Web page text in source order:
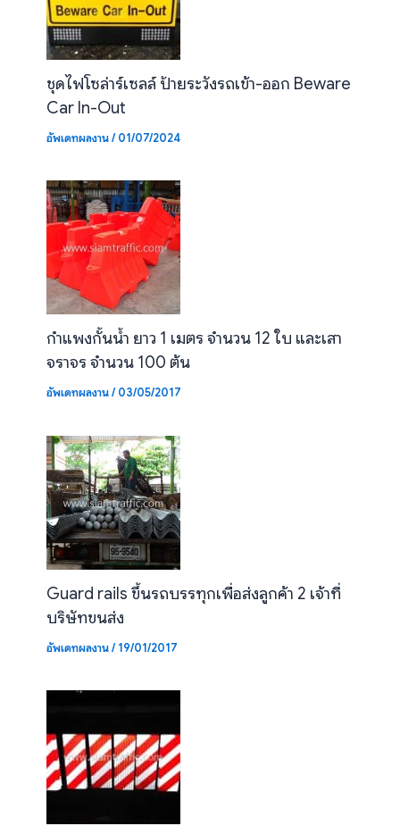
ชุดไฟโซล่าร์เซลล์ ป้ายระวังรถเข้า-ออก Beware
Car In-Out
อัพเดทผลงาน/01/07/2024
กำแพงกั้นน้ำ ยาว 1 เมตร จำนวน 12 ใบ และเสา
จราจร จำนวน 100 ต้น
อัพเดทผลงาน/03/05/2017
Guard rails ขึ้นรถบรรทุกเพื่อส่งลูกค้า 2 เจ้าที่
บริษัทขนส่ง
อัพเดทผลงาน/19/01/2017